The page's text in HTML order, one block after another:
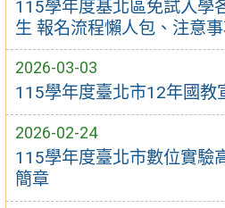
115學年度基北區免試入學
生 報名流程懶人包、注意
2026-03-03
115學年度臺北市12年國教
2026-02-24
115學年度臺北市數位實驗
簡章